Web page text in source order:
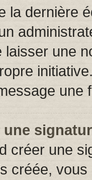
la dernière
une
une
créer une
créée,